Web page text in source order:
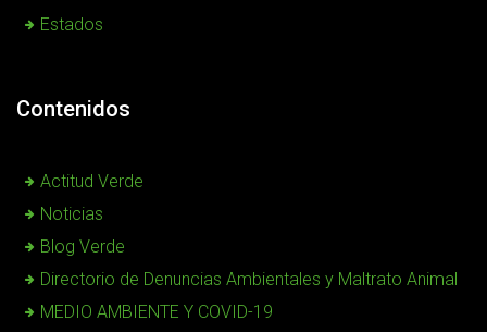
Estados
Contenidos
Actitud Verde
Noticias
Blog Verde
Directorio de Denuncias Ambientales y Maltrato Animal
MEDIO AMBIENTE Y COVID-19